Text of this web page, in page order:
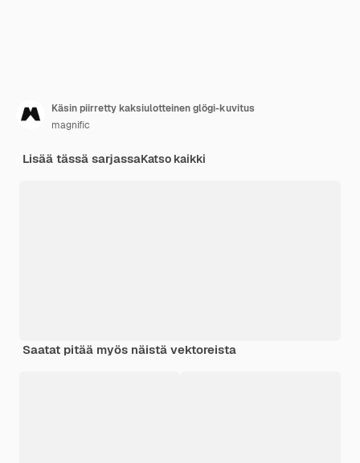
Käsin piirretty kaksiulotteinen glögi-kuvitus
magnific
Lisää tässä sarjassaKatso kaikki
Saatat pitää myös näistä vektoreista